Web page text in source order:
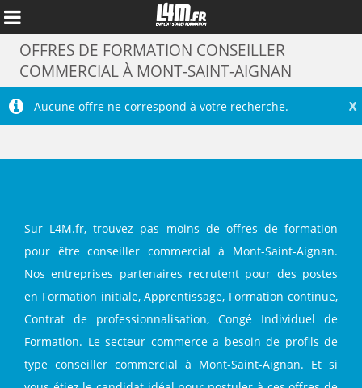
Annuler
OFFRES DE FORMATION CONSEILLER
COMMERCIAL À MONT-SAINT-AIGNAN
X
Aucune offre ne correspond à votre recherche.
Sur L4M.fr, trouvez pas moins de offres de formation
pour être conseiller commercial à Mont-Saint-Aignan.
Nos entreprises partenaires recrutent pour des postes
en Formation initiale, Apprentissage, Formation continue,
Contrat de professionnalisation, Congé Individuel de
Formation. Le secteur commerce a besoin de profils de
type conseiller commercial à Mont-Saint-Aignan. Et si